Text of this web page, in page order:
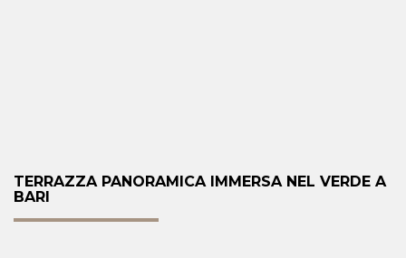
TERRAZZA PANORAMICA IMMERSA NEL VERDE A
BARI